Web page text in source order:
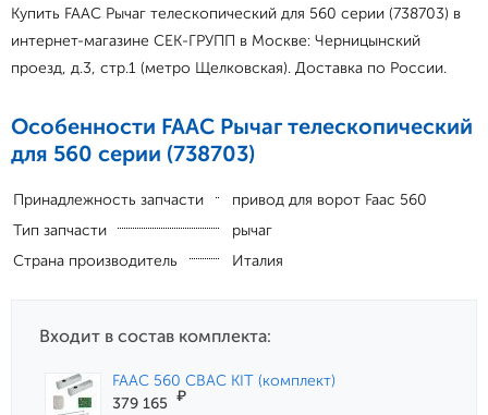
Купить FAAC Рычаг телескопический для 560 серии (738703) в
интернет-магазине СЕК-ГРУПП в Москве: Черницынский
проезд, д.3, стр.1 (метро Щелковская). Доставка по России.
Особенности FAAC Рычаг телескопический
для 560 серии (738703)
Принадлежность запчасти
привод для ворот Faac 560
Тип запчасти
рычаг
Страна производитель
Италия
Входит в состав комплекта:
FAAC 560 CBAC KIT (комплект)
379 165 ₽